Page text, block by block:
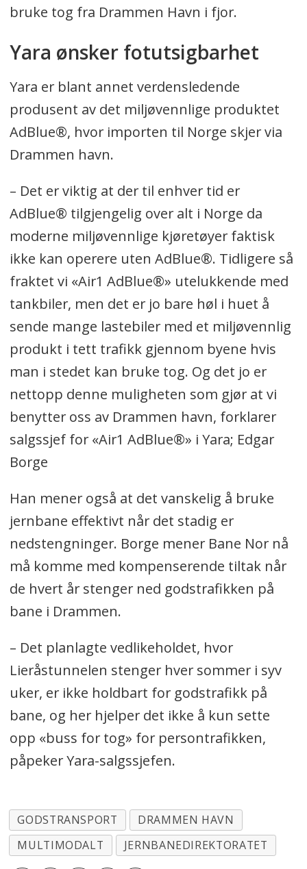
bruke tog fra Drammen Havn i fjor.
Yara ønsker fotutsigbarhet
Yara er blant annet verdensledende
produsent av det miljøvennlige produktet
AdBlue®, hvor importen til Norge skjer via
Drammen havn.
– Det er viktig at der til enhver tid er
AdBlue® tilgjengelig over alt i Norge da
moderne miljøvennlige kjøretøyer faktisk
ikke kan operere uten AdBlue®. Tidligere så
fraktet vi «Air1 AdBlue®» utelukkende med
tankbiler, men det er jo bare høl i huet å
sende mange lastebiler med et miljøvennlig
produkt i tett trafikk gjennom byene hvis
man i stedet kan bruke tog. Og det jo er
nettopp denne muligheten som gjør at vi
benytter oss av Drammen havn, forklarer
salgssjef for «Air1 AdBlue®» i Yara; Edgar
Borge
Han mener også at det vanskelig å bruke
jernbane effektivt når det stadig er
nedstengninger. Borge mener Bane Nor nå
må komme med kompenserende tiltak når
de hvert år stenger ned godstrafikken på
bane i Drammen.
– Det planlagte vedlikeholdet, hvor
Lieråstunnelen stenger hver sommer i syv
uker, er ikke holdbart for godstrafikk på
bane, og her hjelper det ikke å kun sette
opp «buss for tog» for persontrafikken,
påpeker Yara-salgssjefen.
GODSTRANSPORT
DRAMMEN HAVN
MULTIMODALT
JERNBANEDIREKTORATET